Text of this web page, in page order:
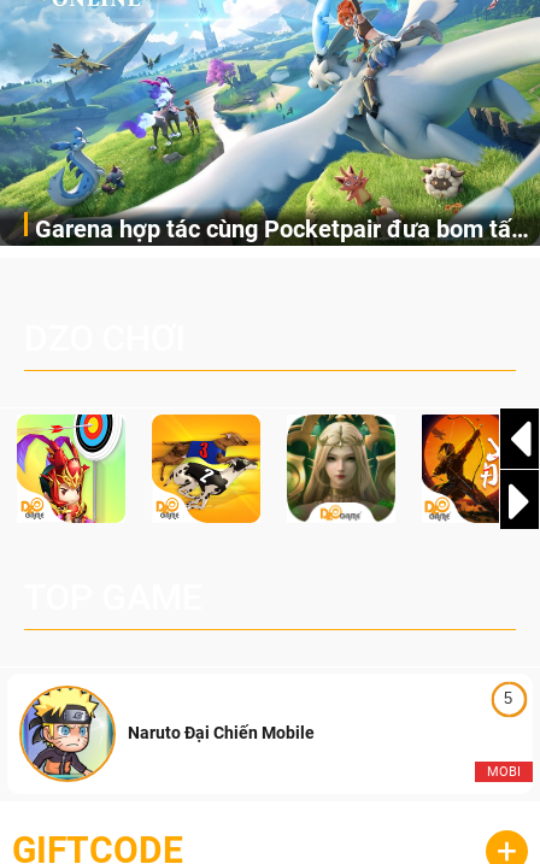
Garena hợp tác cùng Pocketpair đưa bom tấn
5
MOBI
Naruto Đại Chiến Mobile
GIFTCODE +